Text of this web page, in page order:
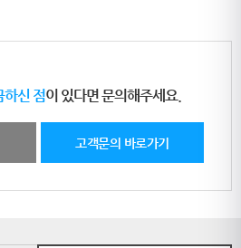
하신 점이 있다면 문의해주세요.
고객문의 바로가기